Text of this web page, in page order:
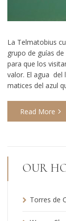
La Telmatobius
grupo de guías
para que los
valor. El agua
matices del azul
Read More
OUR
Torres de